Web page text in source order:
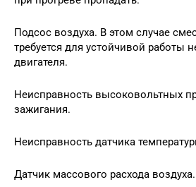
Подсос воздуха. В этом случае
требуется для устойчивой работы
двигателя.
Неисправность высоковольтных
зажигания.
Неисправность датчика
Датчик массового расхода воздуха.